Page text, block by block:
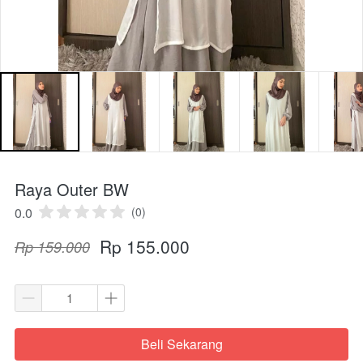
Raya Outer BW
0.0 (0)
Rp 159.000 Rp 155.000
`Beli Sekarang